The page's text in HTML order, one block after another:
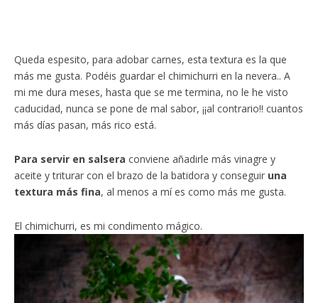
Queda espesito, para adobar carnes, esta textura es la que
más me gusta. Podéis guardar el chimichurri en la nevera.. A
mi me dura meses, hasta que se me termina, no le he visto
caducidad, nunca se pone de mal sabor, ¡¡al contrario!! cuantos
más días pasan, más rico está.
Para servir en salsera conviene añadirle más vinagre y
aceite y triturar con el brazo de la batidora y conseguir una
textura más fina, al menos a mí es como más me gusta.
El chimichurri, es mi condimento mágico.